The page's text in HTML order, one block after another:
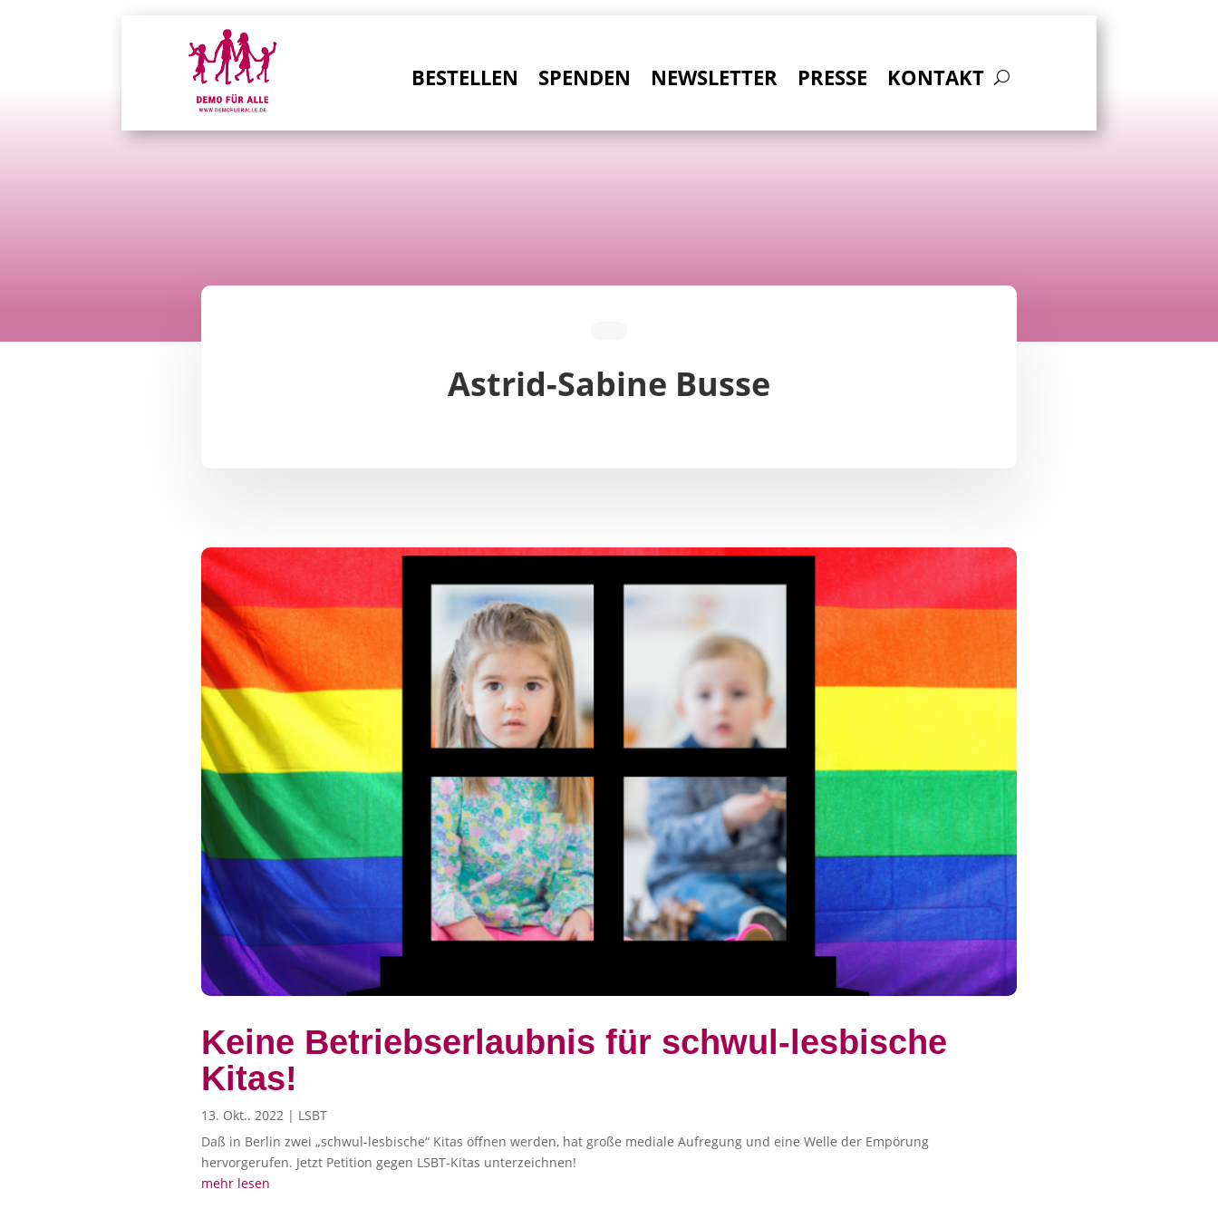
BESTELLEN SPENDEN NEWSLETTER PRESSE KONTAKT
Astrid-Sabine Busse
Keine Betriebserlaubnis für schwul-lesbische
Kitas!
13. Okt.. 2022 | LSBT
Daß in Berlin zwei „schwul-lesbische“ Kitas öffnen werden, hat große mediale Aufregung und eine Welle der Empörung
hervorgerufen. Jetzt Petition gegen LSBT-Kitas unterzeichnen!
mehr lesen